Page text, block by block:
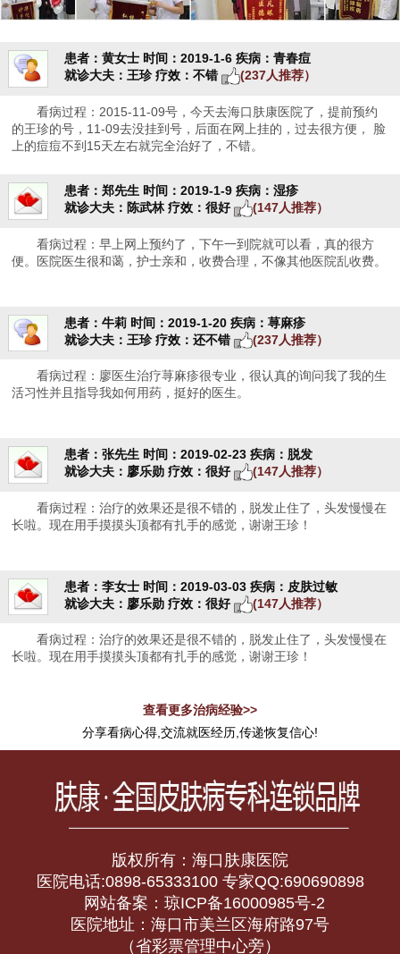
患者：黄女士 时间：2019-1-6 疾病：青春痘
就诊大夫：王珍 疗效：不错 (237人推荐）
看病过程：2015-11-09号，今天去海口肤康医院了，提前预约
的王珍的号，11-09去没挂到号，后面在网上挂的，过去很方便， 脸
上的痘痘不到15天左右就完全治好了，不错。
患者：郑先生 时间：2019-1-9 疾病：湿疹
就诊大夫：陈武林 疗效：很好 (147人推荐）
看病过程：早上网上预约了，下午一到院就可以看，真的很方
便。医院医生很和蔼，护士亲和，收费合理，不像其他医院乱收费。
患者：牛莉 时间：2019-1-20 疾病：荨麻疹
就诊大夫：王珍 疗效：还不错 (237人推荐）
看病过程：廖医生治疗荨麻疹很专业，很认真的询问我了我的生
活习性并且指导我如何用药，挺好的医生。
患者：张先生 时间：2019-02-23 疾病：脱发
就诊大夫：廖乐勋 疗效：很好 (147人推荐）
看病过程：治疗的效果还是很不错的，脱发止住了，头发慢慢在
长啦。现在用手摸摸头顶都有扎手的感觉，谢谢王珍！
患者：李女士 时间：2019-03-03 疾病：皮肤过敏
就诊大夫：廖乐勋 疗效：很好 (147人推荐）
看病过程：治疗的效果还是很不错的，脱发止住了，头发慢慢在
长啦。现在用手摸摸头顶都有扎手的感觉，谢谢王珍！
查看更多治病经验>>
分享看病心得,交流就医经历,传递恢复信心!
版权所有：海口肤康医院
医院电话:0898-65333100 专家QQ:690690898
网站备案：琼ICP备16000985号-2
医院地址：海口市美兰区海府路97号
（省彩票管理中心旁）